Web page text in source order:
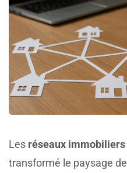
Les réseaux immobiliers
transformé le paysage de